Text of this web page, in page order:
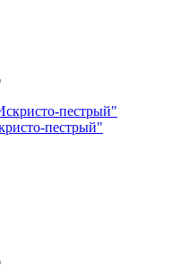
пестрый"